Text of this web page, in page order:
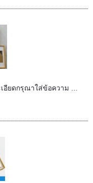
อียดกรุณาใส่ข้อความ …